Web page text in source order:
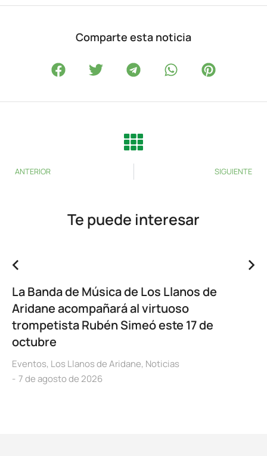
Comparte esta noticia
ANTERIOR SIGUIENTE
Te puede interesar
La Banda de Música de Los Llanos de
Aridane acompañará al virtuoso
trompetista Rubén Simeó este 17 de
octubre
Eventos, Los Llanos de Aridane, Noticias
7 de agosto de 2026